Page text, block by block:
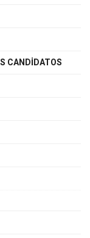
CANDIDATOS